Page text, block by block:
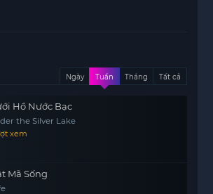
Ngày Tuần Tháng Tất cả
Hồ Nước Bạc
the Silver Lake
xem
Mã Sống